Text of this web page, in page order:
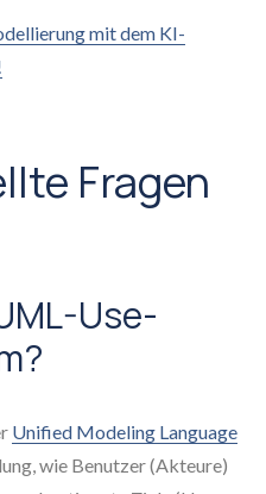
mit dem KI-
Fragen
Use-
Unified Modeling Language
wie Benutzer (Akteure)